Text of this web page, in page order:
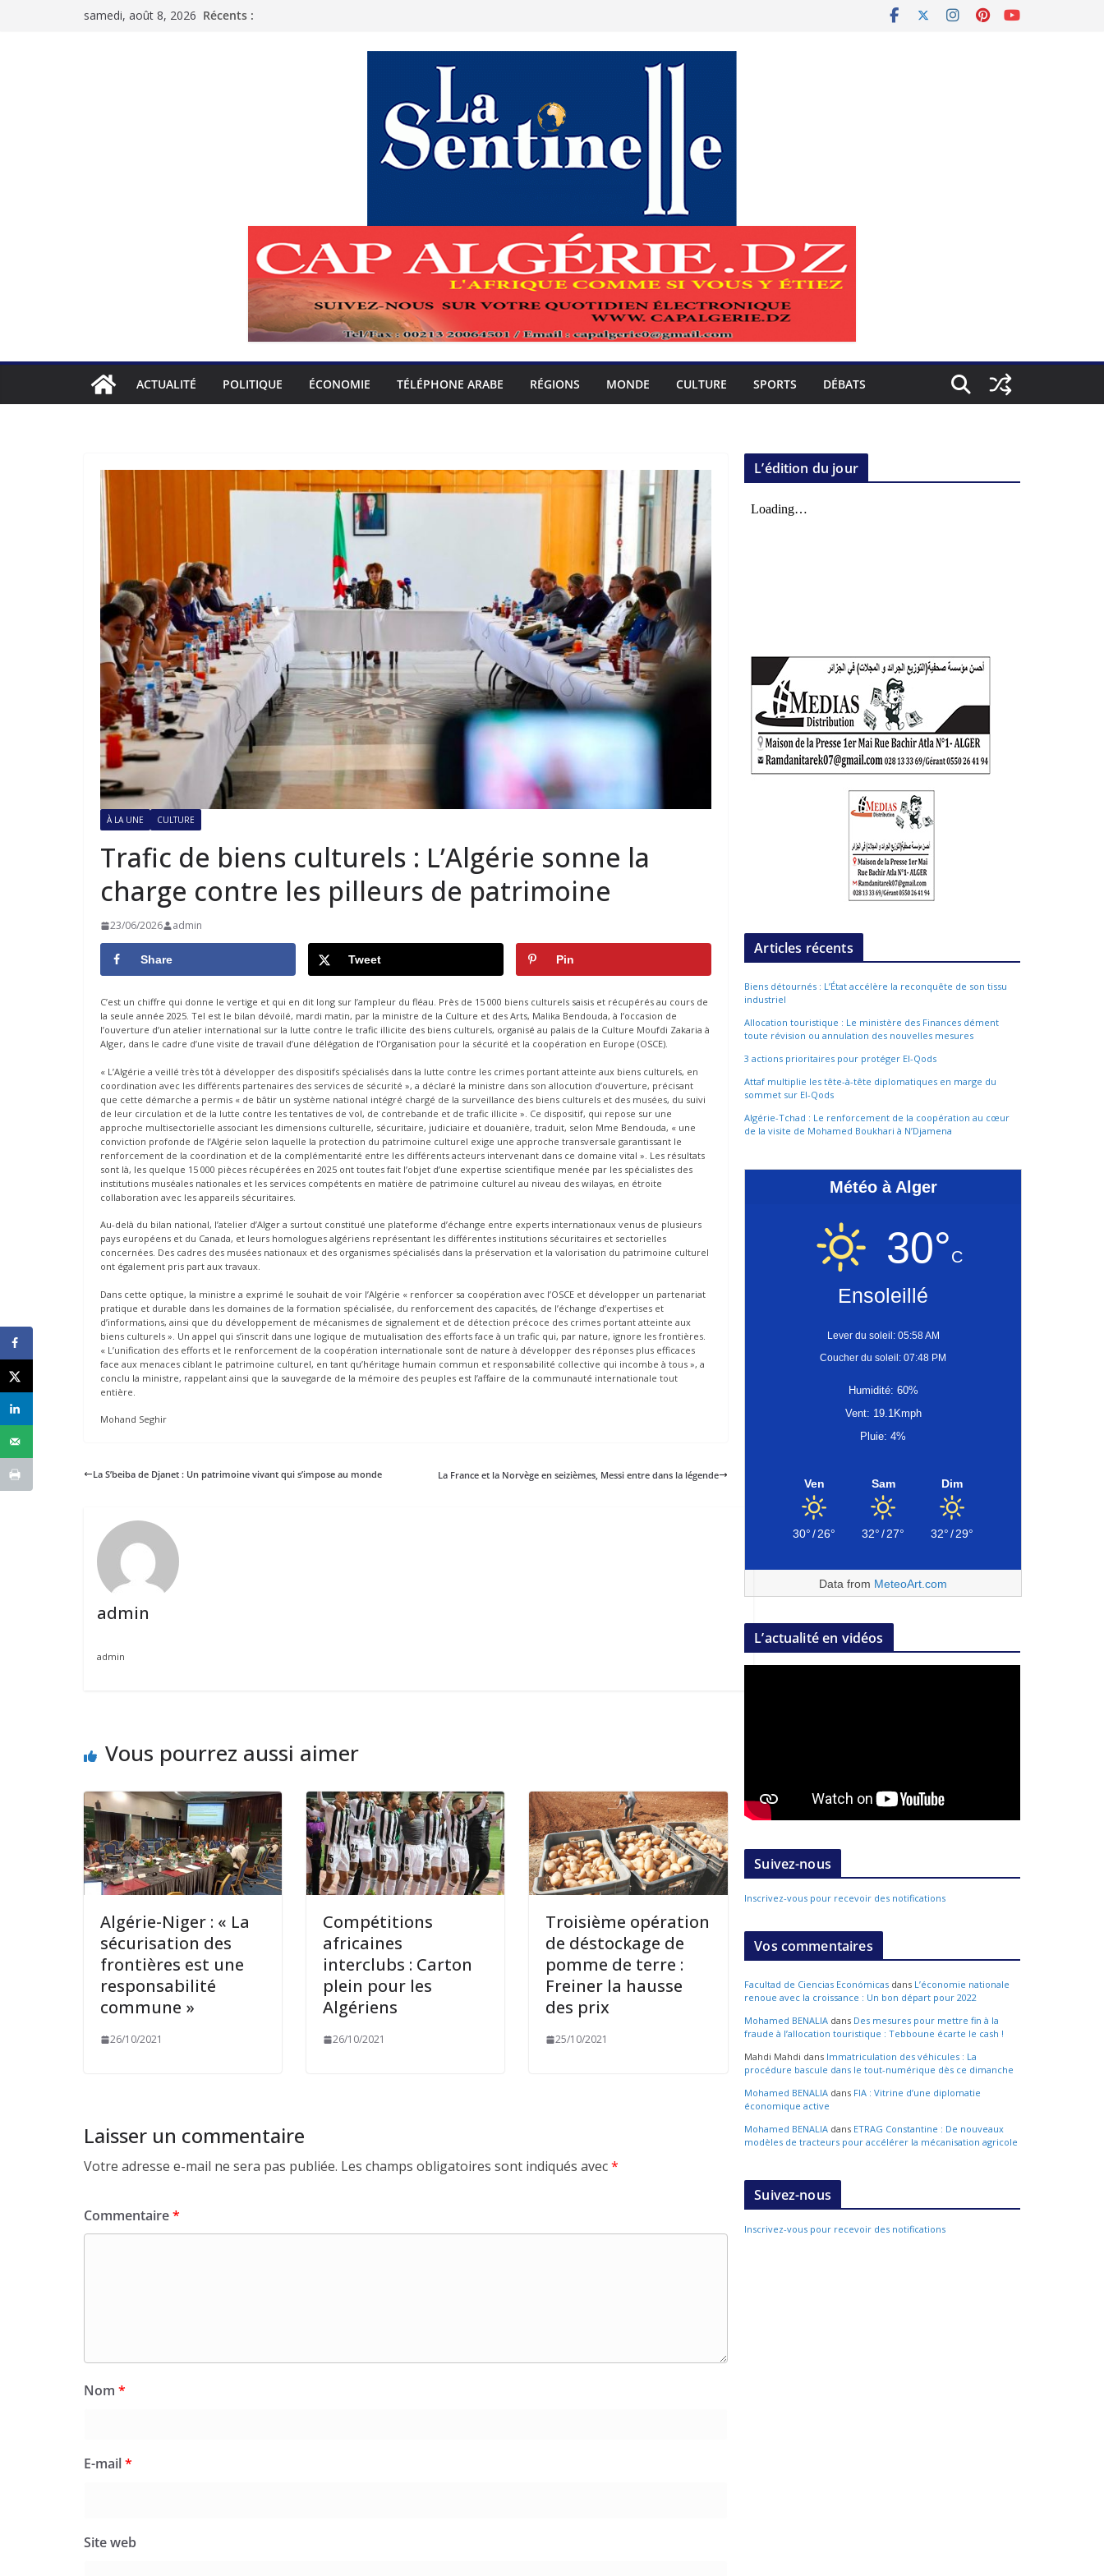
samedi, août 8, 2026 Récents :
ACTUALITÉ POLITIQUE ÉCONOMIE TÉLÉPHONE ARABE RÉGIONS MONDE CULTURE SPORTS DÉBATS
À LA UNE CULTURE
Trafic de biens culturels : L’Algérie sonne la
charge contre les pilleurs de patrimoine
23/06/2026 admin
Share Tweet Pin
C’est un chiffre qui donne le vertige et qui en dit long sur l’ampleur du fléau. Près de 15 000 biens culturels saisis et récupérés au cours de
la seule année 2025. Tel est le bilan dévoilé, mardi matin, par la ministre de la Culture et des Arts, Malika Bendouda, à l’occasion de
l’ouverture d’un atelier international sur la lutte contre le trafic illicite des biens culturels, organisé au palais de la Culture Moufdi Zakaria à
Alger, dans le cadre d’une visite de travail d’une délégation de l’Organisation pour la sécurité et la coopération en Europe (OSCE).
« L’Algérie a veillé très tôt à développer des dispositifs spécialisés dans la lutte contre les crimes portant atteinte aux biens culturels, en
coordination avec les différents partenaires des services de sécurité », a déclaré la ministre dans son allocution d’ouverture, précisant
que cette démarche a permis « de bâtir un système national intégré chargé de la surveillance des biens culturels et des musées, du suivi
de leur circulation et de la lutte contre les tentatives de vol, de contrebande et de trafic illicite ». Ce dispositif, qui repose sur une
approche multisectorielle associant les dimensions culturelle, sécuritaire, judiciaire et douanière, traduit, selon Mme Bendouda, « une
conviction profonde de l’Algérie selon laquelle la protection du patrimoine culturel exige une approche transversale garantissant le
renforcement de la coordination et de la complémentarité entre les différents acteurs intervenant dans ce domaine vital ». Les résultats
sont là, les quelque 15 000 pièces récupérées en 2025 ont toutes fait l’objet d’une expertise scientifique menée par les spécialistes des
institutions muséales nationales et les services compétents en matière de patrimoine culturel au niveau des wilayas, en étroite
collaboration avec les appareils sécuritaires.
Au-delà du bilan national, l’atelier d’Alger a surtout constitué une plateforme d’échange entre experts internationaux venus de plusieurs
pays européens et du Canada, et leurs homologues algériens représentant les différentes institutions sécuritaires et sectorielles
concernées. Des cadres des musées nationaux et des organismes spécialisés dans la préservation et la valorisation du patrimoine culturel
ont également pris part aux travaux.
Dans cette optique, la ministre a exprimé le souhait de voir l’Algérie « renforcer sa coopération avec l’OSCE et développer un partenariat
pratique et durable dans les domaines de la formation spécialisée, du renforcement des capacités, de l’échange d’expertises et
d’informations, ainsi que du développement de mécanismes de signalement et de détection précoce des crimes portant atteinte aux
biens culturels ». Un appel qui s’inscrit dans une logique de mutualisation des efforts face à un trafic qui, par nature, ignore les frontières.
« L’unification des efforts et le renforcement de la coopération internationale sont de nature à développer des réponses plus efficaces
face aux menaces ciblant le patrimoine culturel, en tant qu’héritage humain commun et responsabilité collective qui incombe à tous », a
conclu la ministre, rappelant ainsi que la sauvegarde de la mémoire des peuples est l’affaire de la communauté internationale tout
entière.
Mohand Seghir
La S’beiba de Djanet : Un patrimoine vivant qui s’impose au monde La France et la Norvège en seizièmes, Messi entre dans la légende
admin
admin
Vous pourrez aussi aimer
Algérie-Niger : « La
sécurisation des
frontières est une
responsabilité
commune »
26/10/2021
Compétitions
africaines
interclubs : Carton
plein pour les
Algériens
26/10/2021
Troisième opération
de déstockage de
pomme de terre :
Freiner la hausse
des prix
25/10/2021
Laisser un commentaire
Votre adresse e-mail ne sera pas publiée. Les champs obligatoires sont indiqués avec*
Commentaire*
Nom *
E-mail*
Site web
L’édition du jour
Articles récents
Biens détournés : L’État accélère la reconquête de son tissu
industriel
Allocation touristique : Le ministère des Finances dément
toute révision ou annulation des nouvelles mesures
3 actions prioritaires pour protéger El-Qods
Attaf multiplie les tête-à-tête diplomatiques en marge du
sommet sur El-Qods
Algérie-Tchad : Le renforcement de la coopération au cœur
de la visite de Mohamed Boukhari à N’Djamena
Météo à Alger
30°C
Ensoleillé
Lever du soleil: 05:58 AM
Coucher du soleil: 07:48 PM
Humidité: 60%
Vent: 19.1Kmph
Pluie: 4%
Ven
30°/26°
Sam
32°/27°
Dim
32°/29°
Data from MeteoArt.com
L’actualité en vidéos
Suivez-nous
Inscrivez-vous pour recevoir des notifications
Vos commentaires
Facultad de Ciencias Económicas dans L’économie nationale
renoue avec la croissance : Un bon départ pour 2022
Mohamed BENALIA dans Des mesures pour mettre fin à la
fraude à l’allocation touristique : Tebboune écarte le cash !
Mahdi Mahdi dans Immatriculation des véhicules : La
procédure bascule dans le tout-numérique dès ce dimanche
Mohamed BENALIA dans FIA : Vitrine d’une diplomatie
économique active
Mohamed BENALIA dans ETRAG Constantine : De nouveaux
modèles de tracteurs pour accélérer la mécanisation agricole
Suivez-nous
Inscrivez-vous pour recevoir des notifications